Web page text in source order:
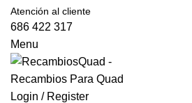
Atención al cliente
686 422 317
Menu
Login / Register